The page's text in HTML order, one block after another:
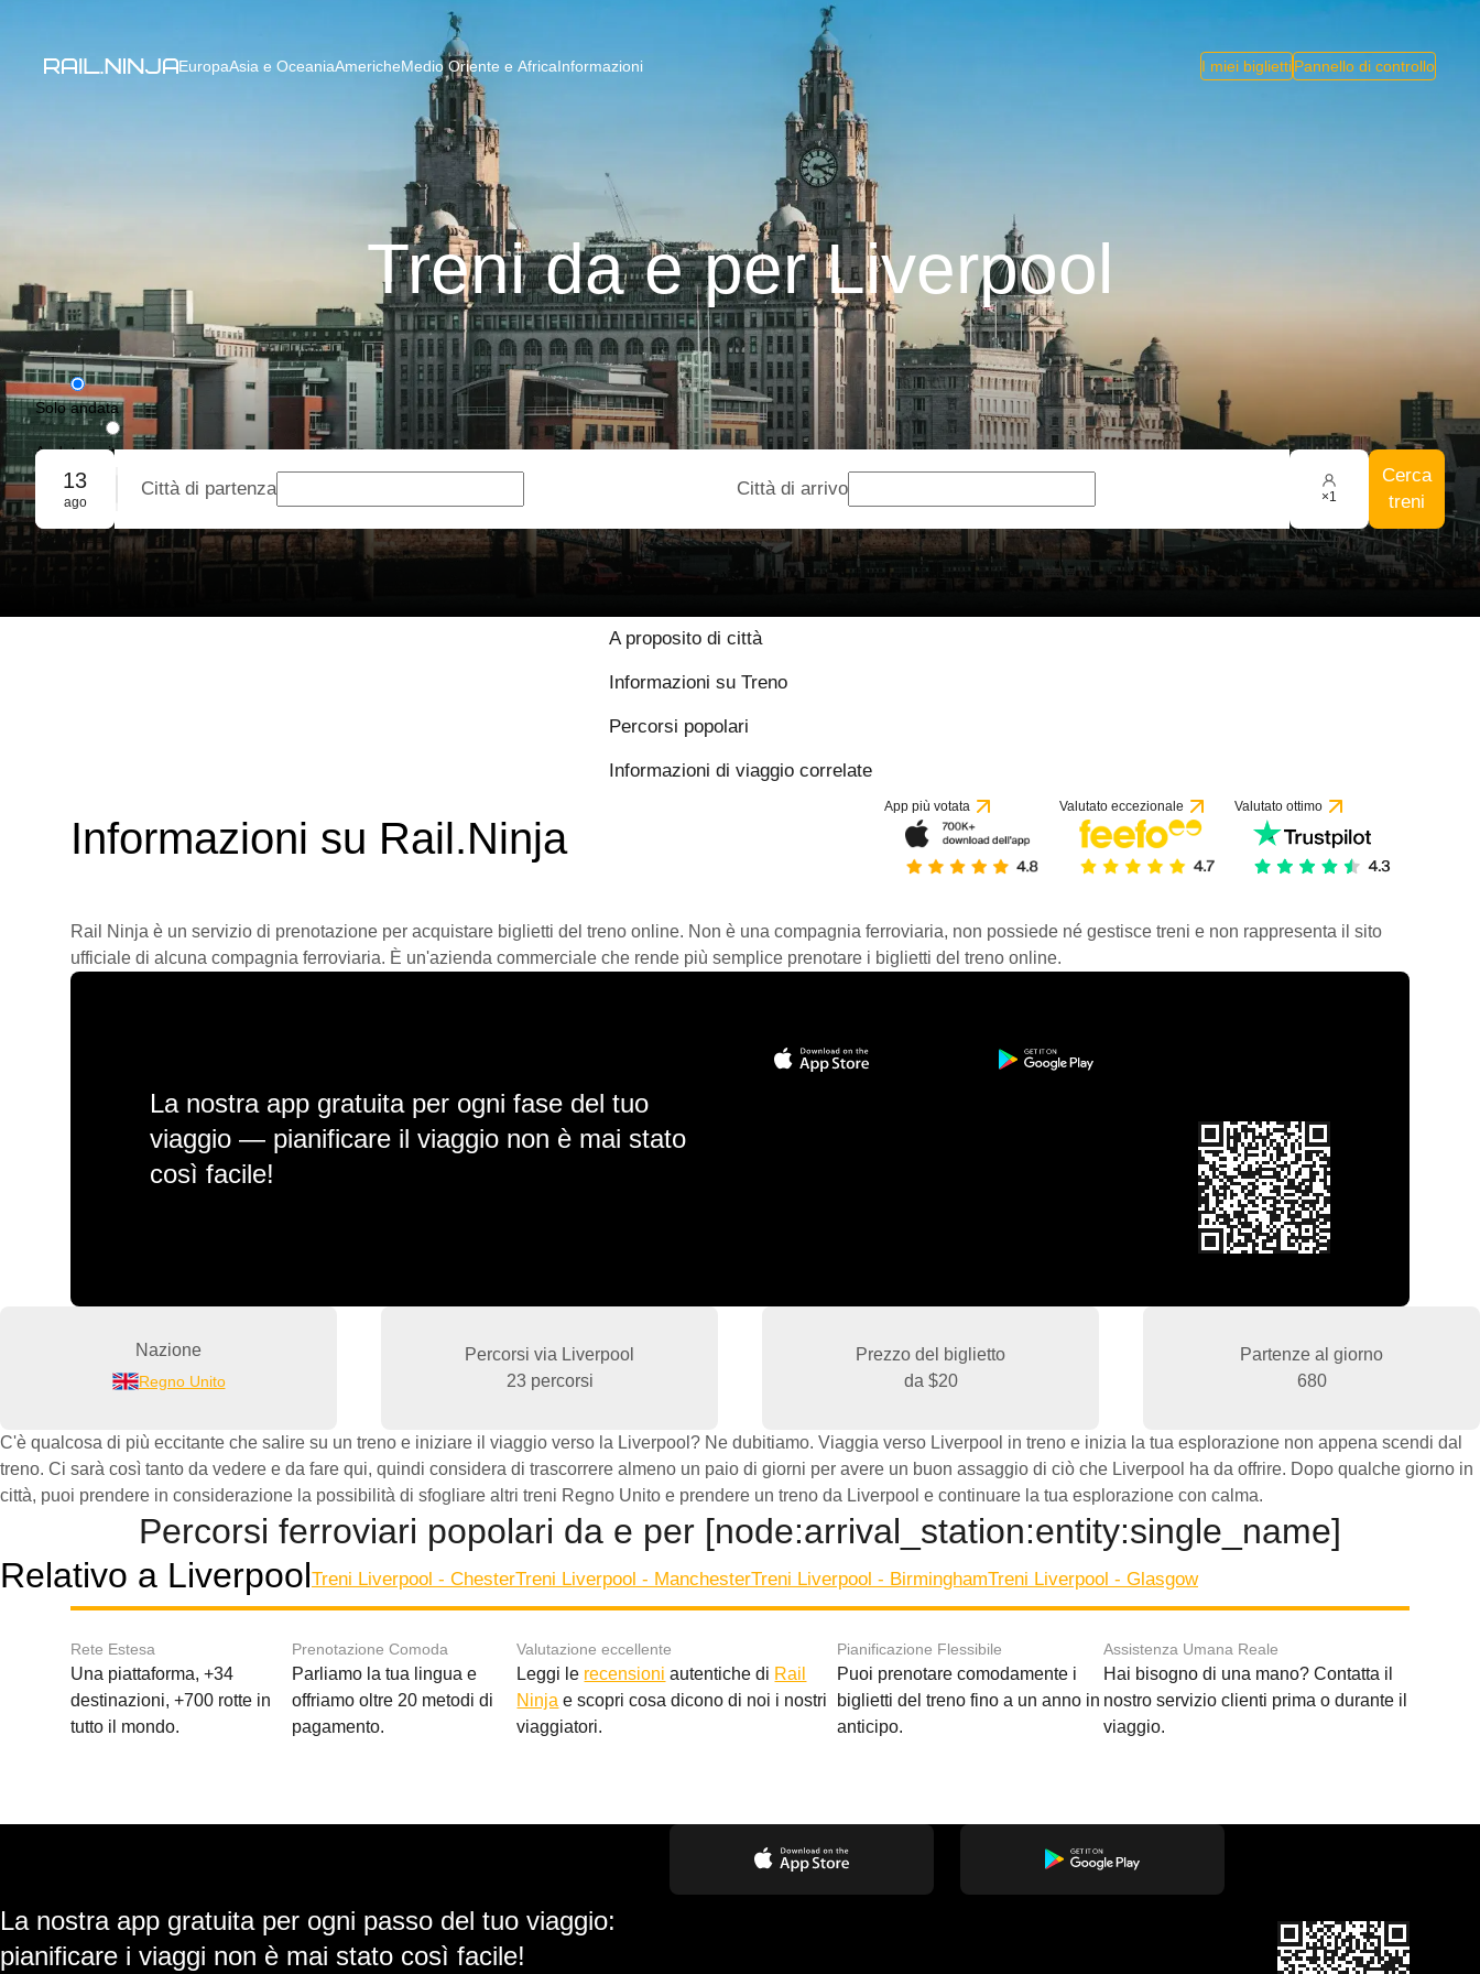
EuropaAsia e OceaniaAmericheMedio Oriente e AfricaInformazioni I miei bigliettiPannello di controllo
Treni da e per Liverpool
Solo andata
Andata e ritorno
Prenotazione di gruppo
13
ago
Città di partenza Città di arrivo ×1
Cerca
treni
A proposito di città
Informazioni su Treno
Percorsi popolari
Informazioni di viaggio correlate
Informazioni su Rail.Ninja
App più votata Valutato eccezionale Valutato ottimo
Rail Ninja è un servizio di prenotazione per acquistare biglietti del treno online. Non è una compagnia ferroviaria, non possiede né gestisce treni e non rappresenta il sito
ufficiale di alcuna compagnia ferroviaria. È un'azienda commerciale che rende più semplice prenotare i biglietti del treno online.
La nostra app gratuita per ogni fase del tuo
viaggio — pianificare il viaggio non è mai stato
così facile!
Nazione
Regno Unito
Percorsi via Liverpool
23 percorsi
Prezzo del biglietto
da $20
Partenze al giorno
680
C'è qualcosa di più eccitante che salire su un treno e iniziare il viaggio verso la Liverpool? Ne dubitiamo. Viaggia verso Liverpool in treno e inizia la tua esplorazione non appena scendi dal
treno. Ci sarà così tanto da vedere e da fare qui, quindi considera di trascorrere almeno un paio di giorni per avere un buon assaggio di ciò che Liverpool ha da offrire. Dopo qualche giorno in
città, puoi prendere in considerazione la possibilità di sfogliare altri treni Regno Unito e prendere un treno da Liverpool e continuare la tua esplorazione con calma.
Percorsi ferroviari popolari da e per [node:arrival_station:entity:single_name]
Relativo a LiverpoolTreni Liverpool - ChesterTreni Liverpool - ManchesterTreni Liverpool - BirminghamTreni Liverpool - Glasgow
Rete Estesa
Una piattaforma, +34
destinazioni, +700 rotte in
tutto il mondo.
Prenotazione Comoda
Parliamo la tua lingua e
offriamo oltre 20 metodi di
pagamento.
Valutazione eccellente
Leggi le recensioni autentiche di Rail
Ninja e scopri cosa dicono di noi i nostri
viaggiatori.
Pianificazione Flessibile
Puoi prenotare comodamente i
biglietti del treno fino a un anno in
anticipo.
Assistenza Umana Reale
Hai bisogno di una mano? Contatta il
nostro servizio clienti prima o durante il
viaggio.
La nostra app gratuita per ogni passo del tuo viaggio:
pianificare i viaggi non è mai stato così facile!